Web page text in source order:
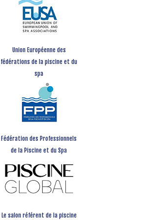
Union Européenne des
fédérations de la piscine et du
spa
Fédération des Professionnels
de la Piscine et du Spa
Le salon référent de la piscine